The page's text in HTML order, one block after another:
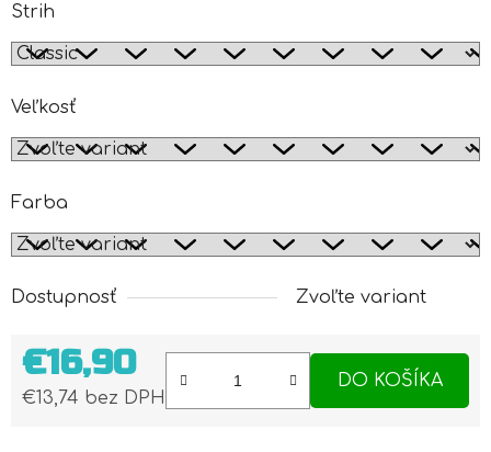
Strih
Veľkosť
Farba
Dostupnosť Zvoľte variant
€16,90
€13,74 bez DPH
DO KOŠÍKA